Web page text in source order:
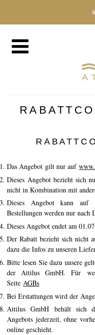
De
Das Angebot gilt nur auf
Dieses Angebot bezieht sich
nicht in Kombination mit
Dieses Angebot kann auf
Bestellungen werden nur nach
Dieses Angebot endet am
Der Rabatt bezieht sich nicht
dazu die Infos zu unseren
Bitte lesen Sie dazu unsere
der Attilus GmbH. Für
SeiteAGBs
Bei Erstattungen wird der
Attilus GmbH behält sich
Angebots jederzeit, ohne
online geschieht.